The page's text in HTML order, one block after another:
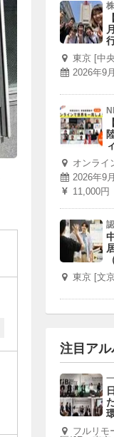
東京 [中
2026年9
オンライ
2026年9
11,000円
東京 [文
注目アル
フルリモ